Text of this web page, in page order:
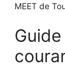
MEET de